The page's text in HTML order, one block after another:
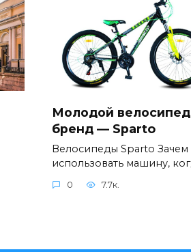
Молодой
бренд — Sparto
Велосипеды Sparto Зачем
использовать машину,
0 7.7к.